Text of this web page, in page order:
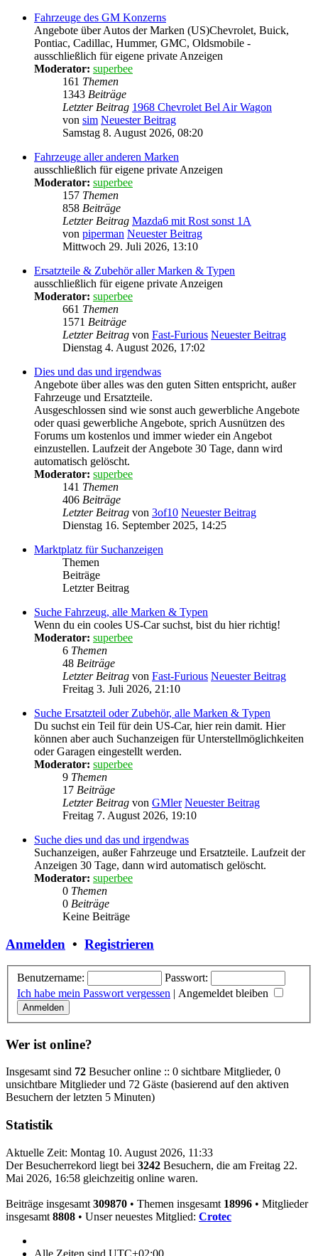
Fahrzeuge des GM Konzerns
Angebote über Autos der Marken (US)Chevrolet, Buick,
Pontiac, Cadillac, Hummer, GMC, Oldsmobile -
ausschließlich für eigene private Anzeigen
Moderator: superbee
161 Themen
1343 Beiträge
Letzter Beitrag 1968 Chevrolet Bel Air Wagon
von sim Neuester Beitrag
Samstag 8. August 2026, 08:20
Fahrzeuge aller anderen Marken
ausschließlich für eigene private Anzeigen
Moderator: superbee
157 Themen
858 Beiträge
Letzter Beitrag Mazda6 mit Rost sonst 1A
von piperman Neuester Beitrag
Mittwoch 29. Juli 2026, 13:10
Ersatzteile & Zubehör aller Marken & Typen
ausschließlich für eigene private Anzeigen
Moderator: superbee
661 Themen
1571 Beiträge
Letzter Beitrag von Fast-Furious Neuester Beitrag
Dienstag 4. August 2026, 17:02
Dies und das und irgendwas
Angebote über alles was den guten Sitten entspricht, außer
Fahrzeuge und Ersatzteile.
Ausgeschlossen sind wie sonst auch gewerbliche Angebote
oder quasi gewerbliche Angebote, sprich Ausnützen des
Forums um kostenlos und immer wieder ein Angebot
einzustellen. Laufzeit der Angebote 30 Tage, dann wird
automatisch gelöscht.
Moderator: superbee
141 Themen
406 Beiträge
Letzter Beitrag von 3of10 Neuester Beitrag
Dienstag 16. September 2025, 14:25
Marktplatz für Suchanzeigen
Themen
Beiträge
Letzter Beitrag
Suche Fahrzeug, alle Marken & Typen
Wenn du ein cooles US-Car suchst, bist du hier richtig!
Moderator: superbee
6 Themen
48 Beiträge
Letzter Beitrag von Fast-Furious Neuester Beitrag
Freitag 3. Juli 2026, 21:10
Suche Ersatzteil oder Zubehör, alle Marken & Typen
Du suchst ein Teil für dein US-Car, hier rein damit. Hier
können aber auch Suchanzeigen für Unterstellmöglichkeiten
oder Garagen eingestellt werden.
Moderator: superbee
9 Themen
17 Beiträge
Letzter Beitrag von GMler Neuester Beitrag
Freitag 7. August 2026, 19:10
Suche dies und das und irgendwas
Suchanzeigen, außer Fahrzeuge und Ersatzteile. Laufzeit der
Anzeigen 30 Tage, dann wird automatisch gelöscht.
Moderator: superbee
0 Themen
0 Beiträge
Keine Beiträge
Anmelden • Registrieren
Benutzername:
Passwort:
Ich habe mein Passwort vergessen | Angemeldet bleiben
Wer ist online?
Insgesamt sind 72 Besucher online :: 0 sichtbare Mitglieder, 0
unsichtbare Mitglieder und 72 Gäste (basierend auf den aktiven
Besuchern der letzten 5 Minuten)
Statistik
Aktuelle Zeit: Montag 10. August 2026, 11:33
Der Besucherrekord liegt bei 3242 Besuchern, die am Freitag 22.
Mai 2026, 16:58 gleichzeitig online waren.
Beiträge insgesamt 309870 • Themen insgesamt 18996 • Mitglieder
insgesamt 8808 • Unser neuestes Mitglied: Crotec
Alle Zeiten sind UTC+02:00